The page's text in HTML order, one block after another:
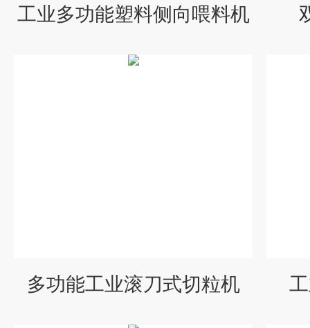
工业多功能塑料侧向喂料机
多功能工业滚刀式切粒机